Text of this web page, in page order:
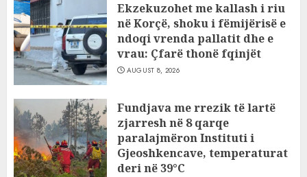
Ekzekuzohet me kallash i riu
në Korçë, shoku i fëmijërisë e
ndoqi vrenda pallatit dhe e
vrau: Çfarë thonë fqinjët
AUGUST 8, 2026
Fundjava me rrezik të lartë
zjarresh në 8 qarqe
paralajmëron Instituti i
Gjeoshkencave, temperaturat
deri në 39°C